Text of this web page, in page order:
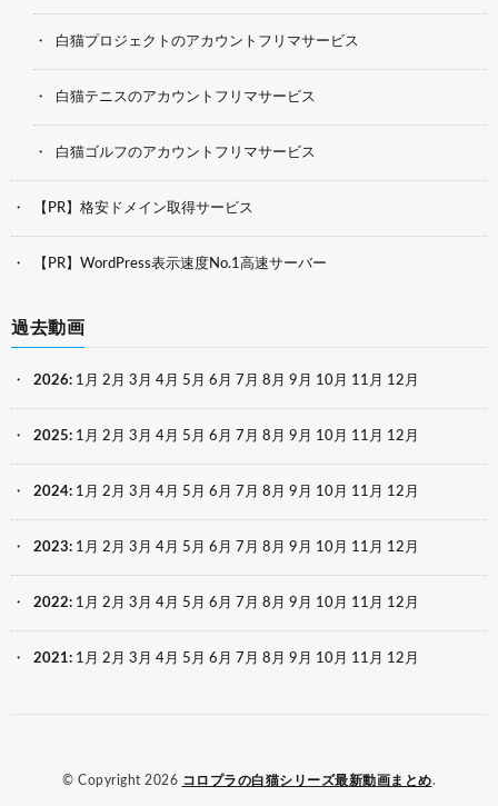
白猫プロジェクトのアカウントフリマサービス
白猫テニスのアカウントフリマサービス
白猫ゴルフのアカウントフリマサービス
【PR】格安ドメイン取得サービス
【PR】WordPress表示速度No.1高速サーバー
過去動画
2026: 1月 2月 3月 4月 5月 6月 7月 8月 9月 10月 11月 12月
2025: 1月 2月 3月 4月 5月 6月 7月 8月 9月 10月 11月 12月
2024: 1月 2月 3月 4月 5月 6月 7月 8月 9月 10月 11月 12月
2023: 1月 2月 3月 4月 5月 6月 7月 8月 9月 10月 11月 12月
2022: 1月 2月 3月 4月 5月 6月 7月 8月 9月 10月 11月 12月
2021: 1月 2月 3月 4月 5月 6月 7月 8月 9月 10月 11月 12月
© Copyright 2026 コロプラの白猫シリーズ最新動画まとめ.